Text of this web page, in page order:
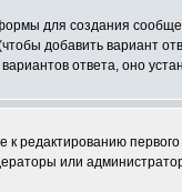
формы для создания
добавить вариант
ответа, оно
редактированию
или